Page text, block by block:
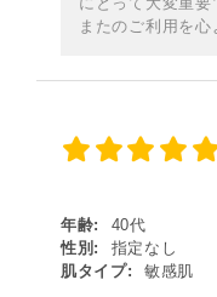
またのご利用を心
年齢:
40代
性別:
指定なし
肌タイプ:
敏感肌